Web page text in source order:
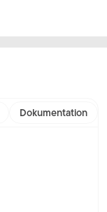
Dokumentation